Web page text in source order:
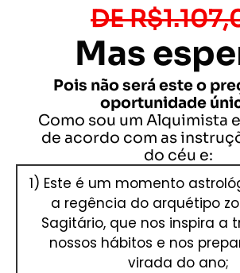
DE
Mas
Pois não será este o
oportunidade
Como sou um Alquimista
de acordo com as
do céu e:
1) Este é um momento
a regência do arquétipo
Sagitário, que nos inspira a
nossos hábitos e nos
virada do ano;